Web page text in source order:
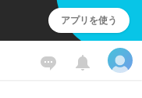
アプリを使う